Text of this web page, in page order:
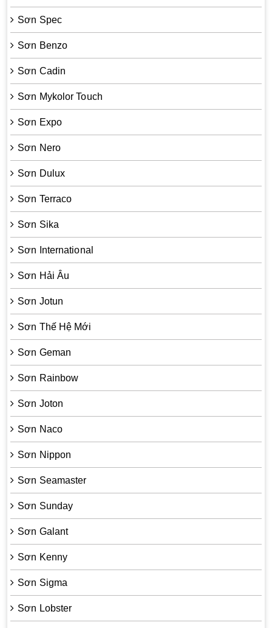
Sơn Spec
Sơn Benzo
Sơn Cadin
Sơn Mykolor Touch
Sơn Expo
Sơn Nero
Sơn Dulux
Sơn Terraco
Sơn Sika
Sơn International
Sơn Hải Âu
Sơn Jotun
Sơn Thế Hệ Mới
Sơn Geman
Sơn Rainbow
Sơn Joton
Sơn Naco
Sơn Nippon
Sơn Seamaster
Sơn Sunday
Sơn Galant
Sơn Kenny
Sơn Sigma
Sơn Lobster